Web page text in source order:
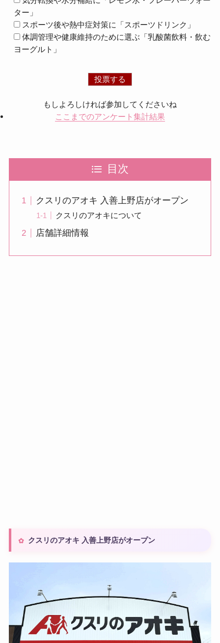
ター」
スポーツ後や熱中症対策に「スポーツドリンク」
体調管理や健康維持のために選ぶ「乳酸菌飲料・飲む
ヨーグルト」
もしよろしければ参加してくださいね
ここまでのアンケート集計結果
目次
クスリのアオキ 入善上野店がオープン
クスリのアオキについて
店舗詳細情報
クスリのアオキ 入善上野店がオープン